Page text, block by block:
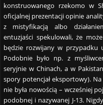
konstruowanego rzekomo w
oficjalnej prezentacji opinie
z mistyfikacją albo
entuzjaści spekulowali, że
będzie rozwijany w przypadku
Podobnie było np. z
seryjnie w Chinach, a w
spory potencjał eksportowy).
nie była nowością – wcześniej
podobnej i nazywanej J-13.